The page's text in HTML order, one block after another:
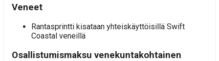
Veneet
Rantasprintti kisataan yhteiskäyttöisillä Swift
Coastal veneillä
Osallistumismaksu venekuntakohtainen